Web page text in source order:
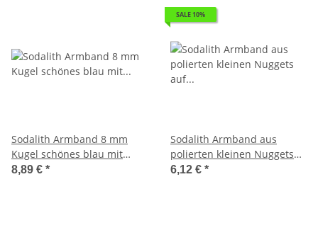
Sodalith Armband 8 mm
Kugel schönes blau mit
Maserung ideal zur Jeans
8,89 € *
SALE 10%
Sodalith Armband aus
polierten kleinen Nuggets
auf Stretchband
6,12 € *